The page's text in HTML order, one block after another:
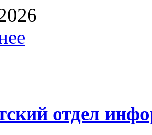
отдел